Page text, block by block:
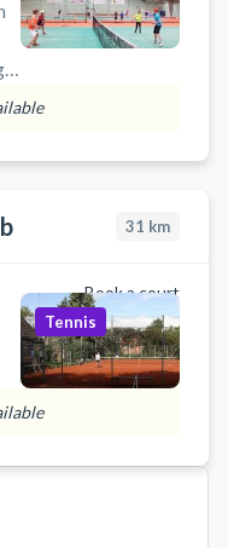
31 km
Book a court
Tennis